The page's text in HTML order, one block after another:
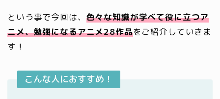
という事で今回は、 色々な知識が学べて役に立つア
ニメ、勉強になるアニメ28作品をご紹介していきま
す！
こんな人におすすめ！